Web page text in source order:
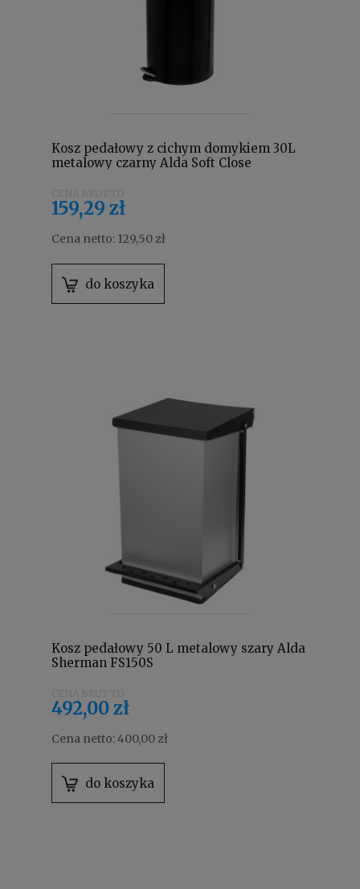
Kosz pedałowy z cichym domykiem 30L
metalowy czarny Alda Soft Close
159,29 zł
Cena netto: 129,50 zł
do koszyka
Kosz pedałowy 50 L metalowy szary Alda
Sherman FS150S
492,00 zł
Cena netto:400,00 zł
do koszyka